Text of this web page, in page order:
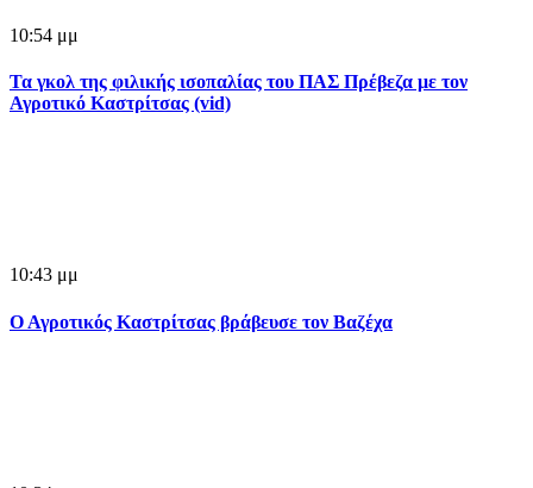
10:54 μμ
Τα γκολ της φιλικής ισοπαλίας του ΠΑΣ Πρέβεζα με τον
Αγροτικό Καστρίτσας (vid)
10:43 μμ
Ο Αγροτικός Καστρίτσας βράβευσε τον Βαζέχα